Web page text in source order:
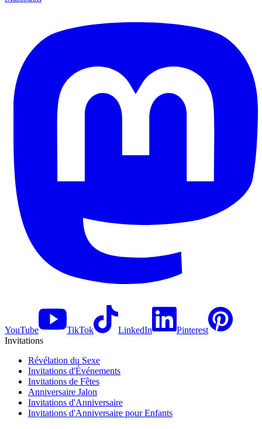
YouTube TikTok LinkedIn
Pinterest
Invitations
Révélation du Sexe
Invitations d'Événements
Invitations de Fêtes
Anniversaire Jalon
Invitations d'Anniversaire
Invitations d'Anniversaire pour Enfants